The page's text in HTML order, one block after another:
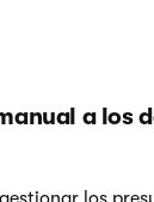
a los